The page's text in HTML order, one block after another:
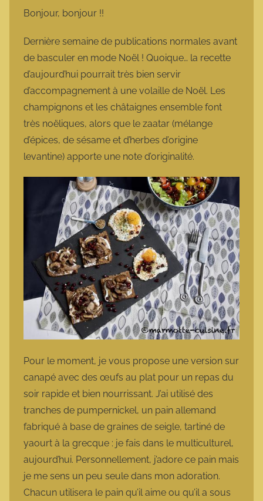
o
t
t
e
Bonjour, bonjour !!
Dernière semaine de publications normales avant
de basculer en mode Noël ! Quoique… la recette
d’aujourd’hui pourrait très bien servir
d’accompagnement à une volaille de Noël. Les
champignons et les châtaignes ensemble font
très noëliques, alors que le zaatar (mélange
d’épices, de sésame et d’herbes d’origine
levantine) apporte une note d’originalité.
Pour le moment, je vous propose une version sur
canapé avec des œufs au plat pour un repas du
soir rapide et bien nourrissant. J’ai utilisé des
tranches de pumpernickel, un pain allemand
fabriqué à base de graines de seigle, tartiné de
yaourt à la grecque : je fais dans le multiculturel,
aujourd’hui. Personnellement, j’adore ce pain mais
je me sens un peu seule dans mon adoration.
Chacun utilisera le pain qu’il aime ou qu’il a sous